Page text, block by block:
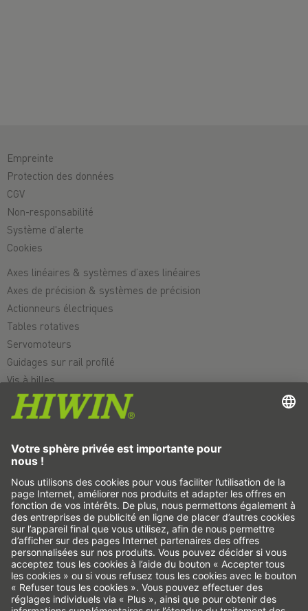
Empreinte
Protection des données
CGV
Non-responsabilité
Système d'alerte
Cookies
Axes linéaires & systèmes d’axes linéaires
Axes de précision & systèmes de précision
Actionneurs électriques
Tables rotatives
Servomoteurs
Guidages sur rail profilé
Vis à billes
Variateurs
Réducteurs elliptiques
Moteurs couples
Moteurs linéaires
Dispenser/distribuer
Inspecter
Exposer
Automatisation
Pick&Place
Déplacement linéaire/manipulation
Fraisage/usinage